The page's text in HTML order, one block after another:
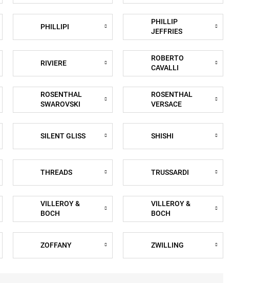
PHILLIPI
PHILLIP
JEFFRIES
RIVIERE
ROBERTO
CAVALLI
ROSENTHAL
SWAROVSKI
ROSENTHAL
VERSACE
SILENT GLISS SHISHI
THREADS TRUSSARDI
VILLEROY &
BOCH
VILLEROY &
BOCH
SIGNATURE
ZOFFANY ZWILLING